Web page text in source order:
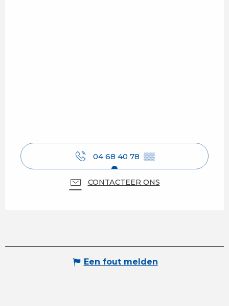
04 68 40 78 ▒▒
CONTACTEER ONS
Een fout melden